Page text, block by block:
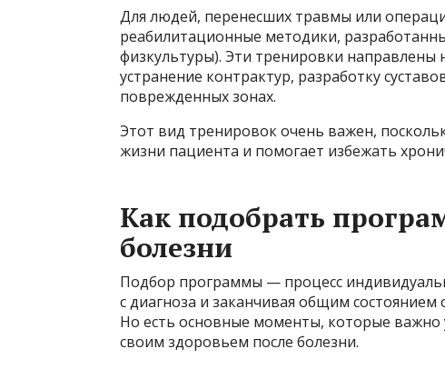
Для людей, перенесших травмы или
реабилитационные методики,
физкультуры). Эти тренировки направлены
устранение контрактур, разработку
поврежденных зонах.
Этот вид тренировок очень важен,
жизни пациента и помогает избежать
Как подобрать
болезни
Подбор программы — процесс
с диагноза и заканчивая общим
Но есть основные моменты, которые важно
своим здоровьем после болезни.